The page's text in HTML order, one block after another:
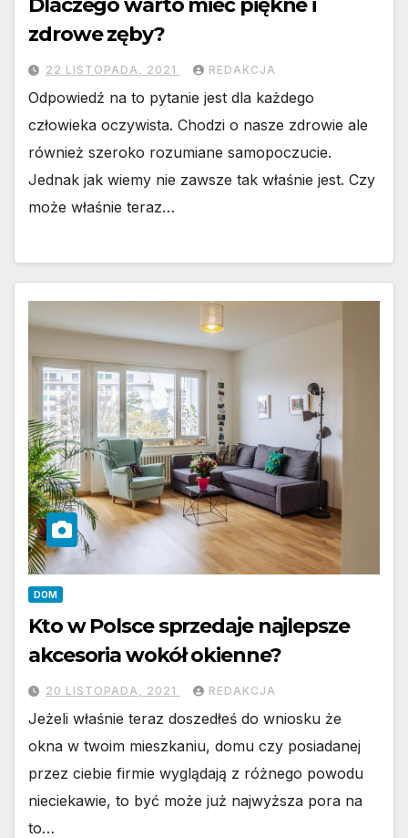
Dlaczego warto mieć piękne i
zdrowe zęby?
22 LISTOPADA, 2021 REDAKCJA
Odpowiedź na to pytanie jest dla każdego
człowieka oczywista. Chodzi o nasze zdrowie ale
również szeroko rozumiane samopoczucie.
Jednak jak wiemy nie zawsze tak właśnie jest. Czy
może właśnie teraz…
DOM
Kto w Polsce sprzedaje najlepsze
akcesoria wokół okienne?
20 LISTOPADA, 2021 REDAKCJA
Jeżeli właśnie teraz doszedłeś do wniosku że
okna w twoim mieszkaniu, domu czy posiadanej
przez ciebie firmie wyglądają z różnego powodu
nieciekawie, to być może już najwyższa pora na
to…